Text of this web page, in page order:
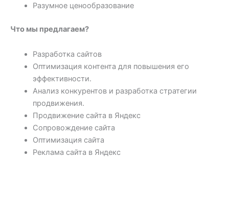
Разумное ценообразование
Что мы предлагаем?
Разработка сайтов
Оптимизация контента для повышения его
эффективности.
Анализ конкурентов и разработка стратегии
продвижения.
Продвижение сайта в Яндекс
Сопровождение сайта
Оптимизация сайта
Реклама сайта в Яндекс